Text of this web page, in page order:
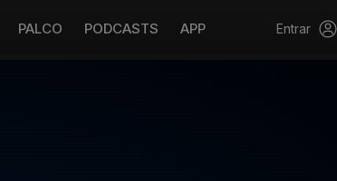
PALCO PODCASTS APP Entrar